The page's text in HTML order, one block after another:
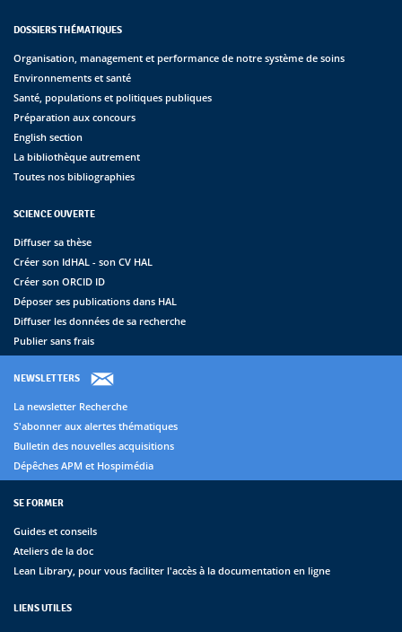
DOSSIERS THÉMATIQUES
Organisation, management et performance de notre système de soins
Environnements et santé
Santé, populations et politiques publiques
Préparation aux concours
English section
La bibliothèque autrement
Toutes nos bibliographies
SCIENCE OUVERTE
Diffuser sa thèse
Créer son IdHAL - son CV HAL
Créer son ORCID ID
Déposer ses publications dans HAL
Diffuser les données de sa recherche
Publier sans frais
NEWSLETTERS
La newsletter Recherche
S'abonner aux alertes thématiques
Bulletin des nouvelles acquisitions
Dépêches APM et Hospimédia
SE FORMER
Guides et conseils
Ateliers de la doc
Lean Library, pour vous faciliter l'accès à la documentation en ligne
LIENS UTILES